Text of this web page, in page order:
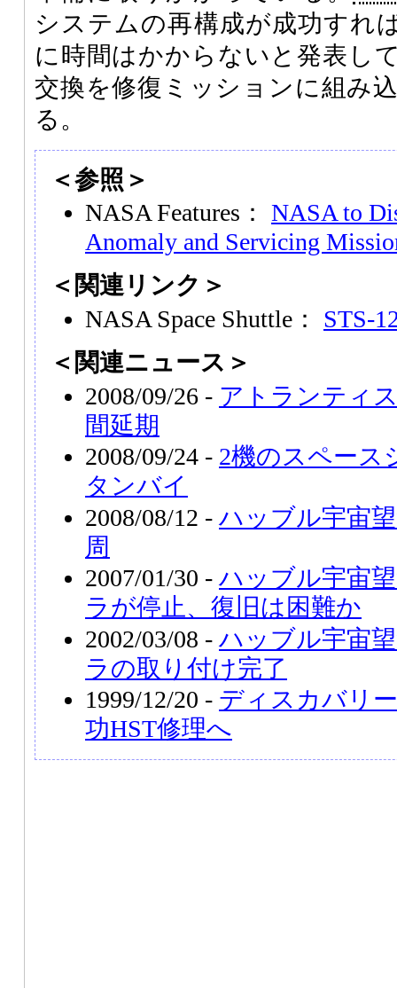
システムの再構成が成功すれ
に時間はかからないと発表し
交換を修復ミッションに組み
る。
＜参照＞
NASA Features： NASA to
Anomaly and Servicing
＜関連リンク＞
NASA Space Shuttle： STS-
＜関連ニュース＞
2008/09/26 - アトランティ
間延期
2008/09/24 - 2機のスペース
タンバイ
2008/08/12 - ハッブル宇宙
周
2007/01/30 - ハッブル宇宙
ラが停止、復旧は困難か
2002/03/08 - ハッブル宇宙
ラの取り付け完了
1999/12/20 - ディスカバリ
功HST修理へ